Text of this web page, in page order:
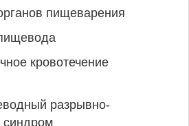
пищеварения
кровотечение
разрывно-
синдром